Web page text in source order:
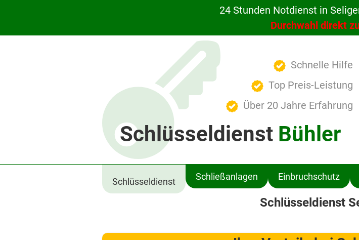
24 Stunden Notdienst in
Durchwahl direkt
Schnelle Hilfe
Top Preis-Leistung
Über 20 Jahre Erfahrung
Schlüsseldienst Bühler
Schlüsseldienst Schließanlagen Einbruchschutz
Schlüsseldienst